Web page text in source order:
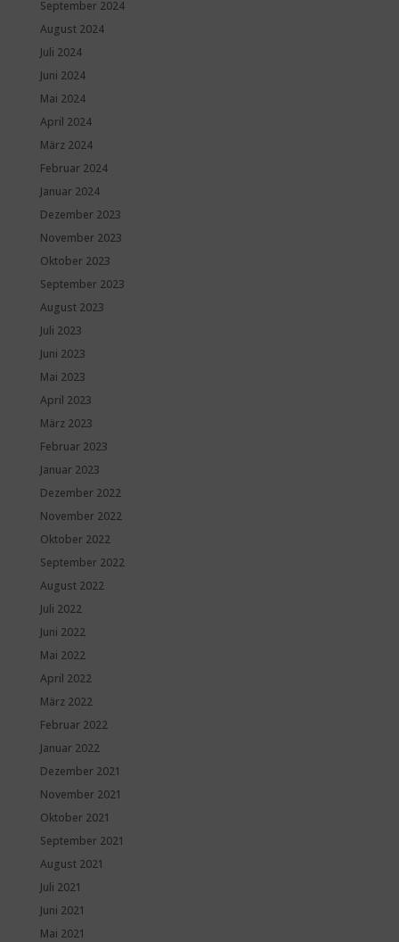
September 2024
August 2024
Juli 2024
Juni 2024
Mai 2024
April 2024
März 2024
Februar 2024
Januar 2024
Dezember 2023
November 2023
Oktober 2023
September 2023
August 2023
Juli 2023
Juni 2023
Mai 2023
April 2023
März 2023
Februar 2023
Januar 2023
Dezember 2022
November 2022
Oktober 2022
September 2022
August 2022
Juli 2022
Juni 2022
Mai 2022
April 2022
März 2022
Februar 2022
Januar 2022
Dezember 2021
November 2021
Oktober 2021
September 2021
August 2021
Juli 2021
Juni 2021
Mai 2021